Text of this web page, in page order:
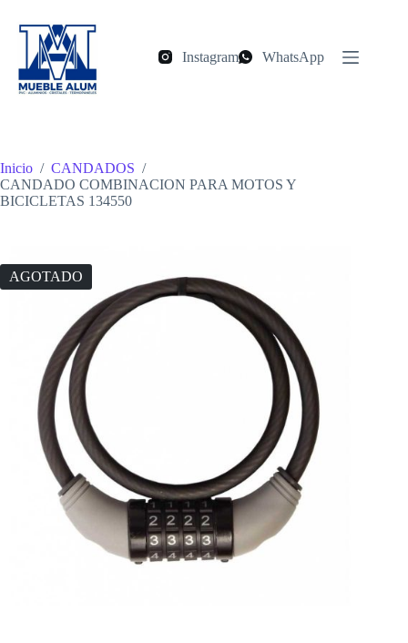
contenido
Instagram
WhatsApp
Inicio / CANDADOS /
CANDADO COMBINACION PARA MOTOS Y
BICICLETAS 134550
AGOTADO